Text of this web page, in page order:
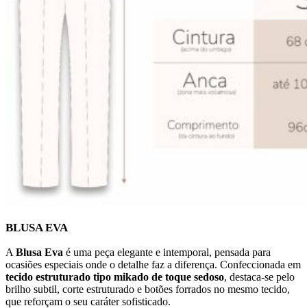
BLUSA EVA
A Blusa Eva é uma peça elegante e intemporal, pensada para
ocasiões especiais onde o detalhe faz a diferença. Confeccionada em
tecido estruturado tipo mikado de toque sedoso, destaca-se pelo
brilho subtil, corte estruturado e botões forrados no mesmo tecido,
que reforçam o seu caráter sofisticado.